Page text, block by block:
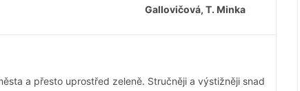
Gallovičová, T. Minka
a přesto uprostřed zeleně. Stručněji a výstižněji snad